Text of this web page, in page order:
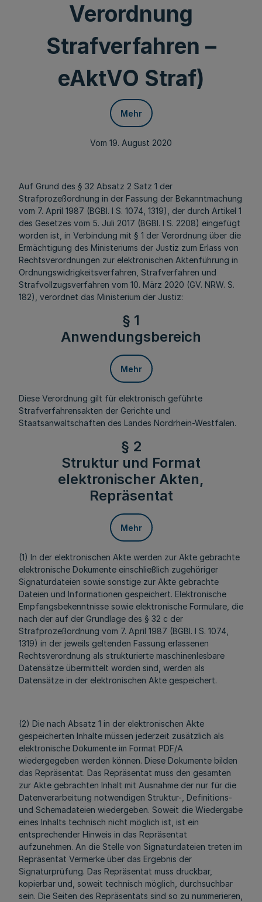
Verordnung
Strafverfahren –
eAktVO Straf)
Mehr
Vom 19. August 2020
Auf Grund des § 32 Absatz 2 Satz 1 der
Strafprozeßordnung in der Fassung der Bekanntmachung
vom 7. April 1987 (BGBl. I S. 1074, 1319), der durch Artikel 1
des Gesetzes vom 5. Juli 2017 (BGBl. I S. 2208) eingefügt
worden ist, in Verbindung mit § 1 der Verordnung über die
Ermächtigung des Ministeriums der Justiz zum Erlass von
Rechtsverordnungen zur elektronischen Aktenführung in
Ordnungswidrigkeitsverfahren, Strafverfahren und
Strafvollzugsverfahren vom 10. März 2020 (GV. NRW. S.
182), verordnet das Ministerium der Justiz:
§ 1
Anwendungsbereich
Mehr
Diese Verordnung gilt für elektronisch geführte
Strafverfahrensakten der Gerichte und
Staatsanwaltschaften des Landes Nordrhein-Westfalen.
§ 2
Struktur und Format
elektronischer Akten,
Repräsentat
Mehr
(1) In der elektronischen Akte werden zur Akte gebrachte
elektronische Dokumente einschließlich zugehöriger
Signaturdateien sowie sonstige zur Akte gebrachte
Dateien und Informationen gespeichert. Elektronische
Empfangsbekenntnisse sowie elektronische Formulare, die
nach der auf der Grundlage des § 32 c der
Strafprozeßordnung vom 7. April 1987 (BGBl. I S. 1074,
1319) in der jeweils geltenden Fassung erlassenen
Rechtsverordnung als strukturierte maschinenlesbare
Datensätze übermittelt worden sind, werden als
Datensätze in der elektronischen Akte gespeichert.
(2) Die nach Absatz 1 in der elektronischen Akte
gespeicherten Inhalte müssen jederzeit zusätzlich als
elektronische Dokumente im Format PDF/A
wiedergegeben werden können. Diese Dokumente bilden
das Repräsentat. Das Repräsentat muss den gesamten
zur Akte gebrachten Inhalt mit Ausnahme der nur für die
Datenverarbeitung notwendigen Struktur-, Definitions-
und Schemadateien wiedergeben. Soweit die Wiedergabe
eines Inhalts technisch nicht möglich ist, ist ein
entsprechender Hinweis in das Repräsentat
aufzunehmen. An die Stelle von Signaturdateien treten im
Repräsentat Vermerke über das Ergebnis der
Signaturprüfung. Das Repräsentat muss druckbar,
kopierbar und, soweit technisch möglich, durchsuchbar
sein. Die Seiten des Repräsentats sind so zu nummerieren,